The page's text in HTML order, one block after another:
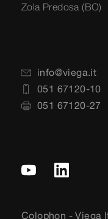
Zola Predosa (BO)
info@viega.it
051 67120-10
051 67120-27
Colophon - Viega